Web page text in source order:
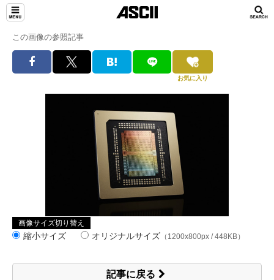
この画像の参照記事
お気に入り
画像サイズ切り替え
縮小サイズ オリジナルサイズ （1200x800px / 448KB）
記事に戻る